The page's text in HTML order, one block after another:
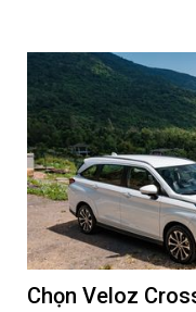
Chọn Veloz